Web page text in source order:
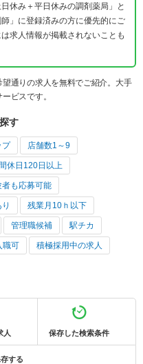
休み＋平日休みの調剤薬局」と
」に登録済みの方に優先的にご
求人情報が掲載されないことも
通りの求人を無料でご紹介。大手
ビスです。
す
プ 店舗数1～9
休日120日以上
者も応募可能
残業月10ｈ以下
管理職候補 駅チカ
職可 積極採用中の求人
人 保存した検索条件
する